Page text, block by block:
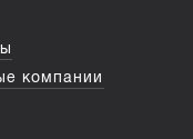
компании